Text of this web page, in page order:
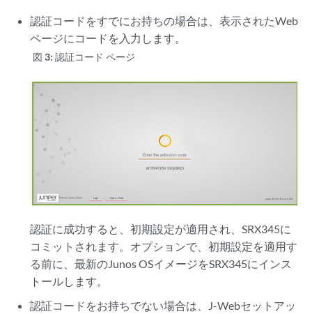
認証コードをすでにお持ちの場合は、表示されたWeb
ページにコードを入力します。
図 3:認証コード ページ
認証に成功すると、初期設定が適用され、SRX345に
コミットされます。オプションで、初期設定を適用す
る前に、最新のJunos OSイメージをSRX345にインス
トールします。
認証コードをお持ちでない場合は、J-Webセットアッ